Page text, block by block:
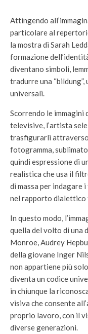
Attingendo
particolare al
la mostra di Sarah
formazione
diventano simboli,
tradurre una
universali.
Scorrendo le immagini
televisive, l’artista
trasfigurarli
fotogramma,
quindi espressione di
realistica che usa il
di massa per indagare
nel rapporto
In questo modo,
quella del volto di una
Monroe, Audrey
della giovane Inger
non appartiene più
diventa un codice
in chiunque la
visiva che consente
proprio lavoro, con il
diverse generazioni.